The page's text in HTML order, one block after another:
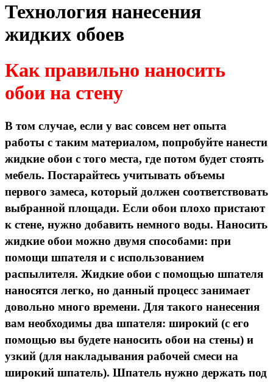
Технология нанесения
жидких обоев
Как правильно наносить
обои на стену
В том случае, если у вас совсем нет опыта
работы с таким материалом, попробуйте нанести
жидкие обои с того места, где потом будет стоять
мебель. Постарайтесь учитывать объемы
первого замеса, который должен соответствовать
выбранной площади. Если обои плохо пристают
к стене, нужно добавить немного воды. Наносить
жидкие обои можно двумя способами: при
помощи шпателя и с использованием
распылителя. Жидкие обои с помощью шпателя
наносятся легко, но данный процесс занимает
довольно много времени. Для такого нанесения
вам необходимы два шпателя: широкий (с его
помощью вы будете наносить обои на стены) и
узкий (для накладывания рабочей смеси на
широкий шпатель). Шпатель нужно держать под